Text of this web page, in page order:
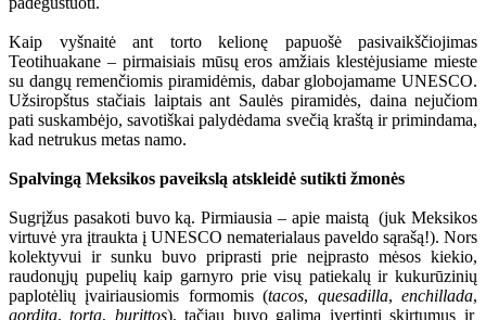
Kaip vyšnaitė ant torto kelionę papuošė pasivaikščiojimas
Teotihuakane – pirmaisiais mūsų eros amžiais klestėjusiame mieste
su dangų remenčiomis piramidėmis, dabar globojamame UNESCO.
Užsiropštus stačiais laiptais ant Saulės piramidės, daina nejučiom
pati suskambėjo, savotiškai palydėdama svečią kraštą ir primindama,
kad netrukus metas namo.
Spalvingą Meksikos paveikslą atskleidė sutikti žmonės
Sugrįžus pasakoti buvo ką. Pirmiausia – apie maistą (juk Meksikos
virtuvė yra įtraukta į UNESCO nematerialaus paveldo sąrašą!). Nors
kolektyvui ir sunku buvo priprasti prie neįprasto mėsos kiekio,
raudonųjų pupelių kaip garnyro prie visų patiekalų ir kukurūzinių
paplotėlių įvairiausiomis formomis (tacos, quesadilla, enchillada,
gordita, torta, burittos), tačiau buvo galima įvertinti skirtumus ir